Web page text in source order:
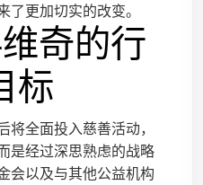
了更加切实的改变。
奇的行
标
全面投入慈善活动，
是经过深思熟虑的战略
会以及与其他公益机构